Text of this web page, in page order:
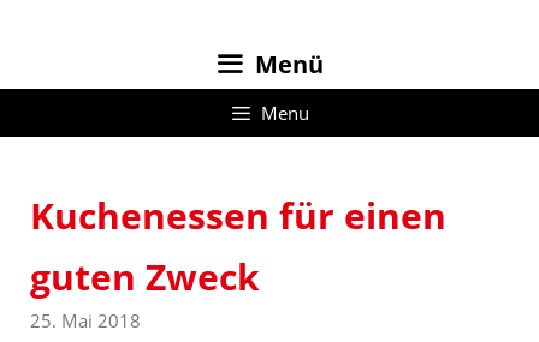
Menü
Menu
Kuchenessen für einen
guten Zweck
25. Mai 2018